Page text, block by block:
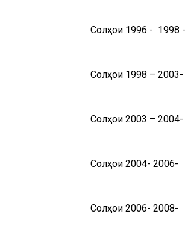
Солҳои 1996 - 1998 -
Солҳои 1998 – 2003-
Солҳои 2003 – 2004-
Солҳои 2004- 2006-
Солҳои 2006- 2008-